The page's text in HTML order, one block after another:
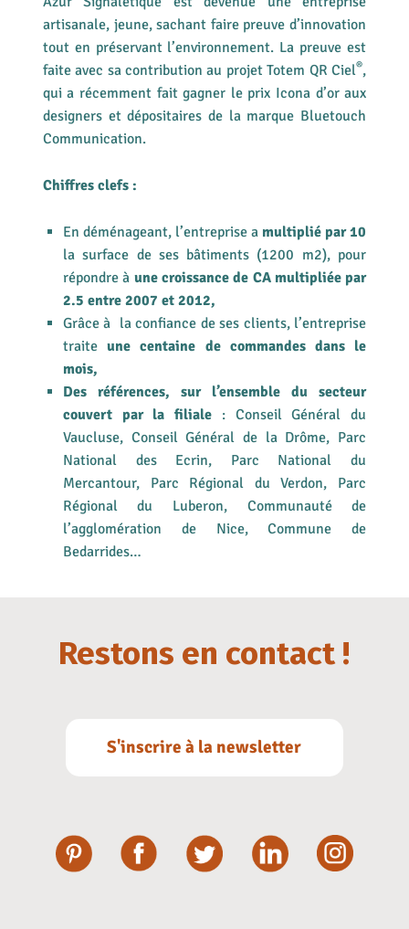
artisanale, jeune, sachant faire preuve d’innovation
tout en préservant l’environnement. La preuve est
faite avec sa contribution au projet Totem QR Ciel®,
qui a récemment fait gagner le prix Icona d’or aux
designers et dépositaires de la marque Bluetouch
Communication.
Chiffres clefs :
En déménageant, l’entreprise a multiplié par 10
la surface de ses bâtiments (1200 m2), pour
répondre à une croissance de CA multipliée par
2.5 entre 2007 et 2012,
Grâce à la confiance de ses clients, l’entreprise
traiteune centaine de commandes dans le
mois,
Des références, sur l’ensemble du secteur
couvert par la filiale : Conseil Général du
Vaucluse, Conseil Général de la Drôme, Parc
National des Ecrin, Parc National du
Mercantour, Parc Régional du Verdon, Parc
Régional du Luberon, Communauté de
l’agglomération de Nice, Commune de
Bedarrides…
Restons en contact !
S'inscrire à la newsletter